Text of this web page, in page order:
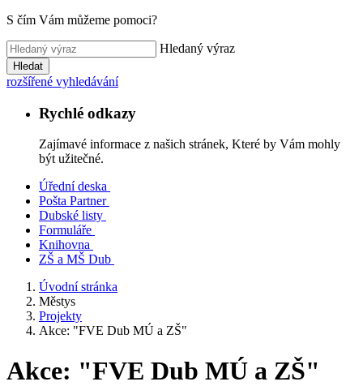
S čím Vám můžeme pomoci?
Hledaný výraz
Hledat
rozšířené vyhledávání
Rychlé odkazy
Zajímavé informace z našich stránek, Které by Vám mohly
být užitečné.
Úřední deska
Pošta Partner
Dubské listy
Formuláře
Knihovna
ZŠ a MŠ Dub
Úvodní stránka
Městys
Projekty
Akce: "FVE Dub MÚ a ZŠ"
Akce: "FVE Dub MÚ a ZŠ"